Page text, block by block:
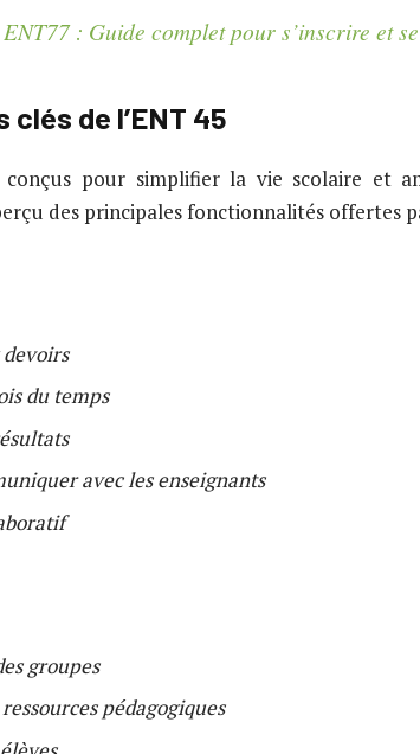
: Guide complet pour s’inscrire et
de l’ENT 45
conçus pour simplifier la vie scolaire et
des principales fonctionnalités offertes
du temps
avec les enseignants
groupes
pédagogiques